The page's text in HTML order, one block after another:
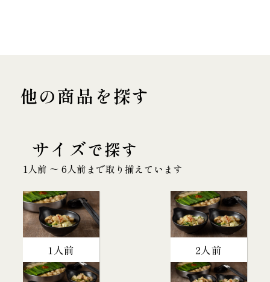
他の商品を探す
サイズで探す
1人前 〜 6人前まで取り揃えています
1人前 2人前